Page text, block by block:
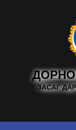
ЗАСАГ